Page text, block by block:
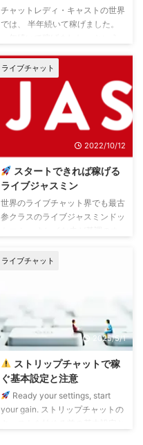
チャットレディ・キャストの世界
では、 半年続いて稼げました。
す！」 と活動されているのを見
かけることがあります。 もちろ
ん、それ自体は悪いことではあり
ません。 成功体験は大切です
し、参考になることもたくさんあ
仕事は、成功体験を並べるだけで
当に大切なのは、 ・モチベーシ
ョンを維持できるようにサポート
する ・稼げない人を稼げるよう
にサポートする ・トラブルを未
ライブチャット
2022/10/12
スタートできれば稼げる
ライブジャスミン
世界のライブチャット界でも最古
参クラスのライブジャスミンドッ
ブチャットです。 規模は世界第3
やみに数を競ったり規模の比較に
はならないのが世界規模の貫禄。
ルクセンブルクに自社ビルと巨大
センブルクってどんな国かという
と、行ったことないのでよくは知
らないのですが、労働生産性世界
第1位の裕福な国ということで、
ライブチャット
2025/5/1
ストリップチャットで稼
ぐ基本設定と注意
Ready your settings, start
your gain. ストリップチャットの